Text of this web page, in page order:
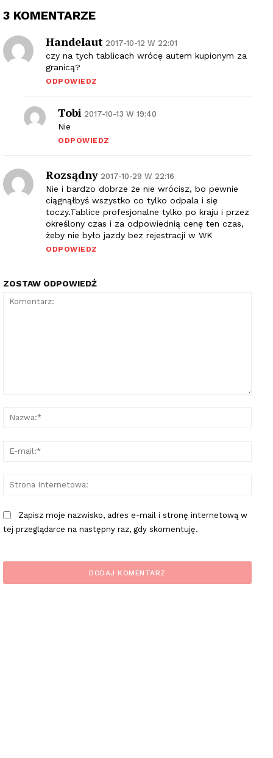
3 KOMENTARZE
Handelaut 2017-10-12 W 22:01
czy na tych tablicach wrócę autem kupionym za
granicą?
ODPOWIEDZ
Tobi 2017-10-13 W 19:40
Nie
ODPOWIEDZ
Rozsądny 2017-10-29 W 22:16
Nie i bardzo dobrze że nie wrócisz, bo pewnie
ciągnąłbyś wszystko co tylko odpala i się
toczy.Tablice profesjonalne tylko po kraju i przez
określony czas i za odpowiednią cenę ten czas,
żeby nie było jazdy bez rejestracji w WK
ODPOWIEDZ
ZOSTAW ODPOWIEDŹ
Zapisz moje nazwisko, adres e-mail i stronę internetową w
tej przeglądarce na następny raz, gdy skomentuję.